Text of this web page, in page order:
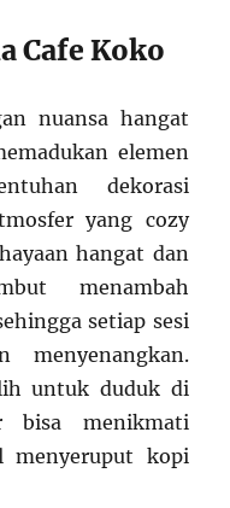
Cafe Koko
nuansa hangat
elemen
dekorasi
yang cozy
hangat dan
menambah
setiap sesi
untuk duduk di
bisa menikmati
menyeruput kopi